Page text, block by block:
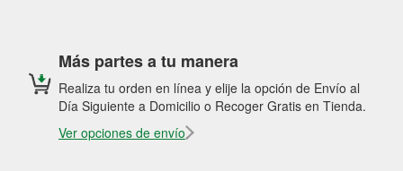
Más partes a tu manera
Realiza tu orden en línea y elije la opción de Envío al
Día Siguiente a Domicilio o Recoger Gratis en Tienda.
Ver opciones de envío